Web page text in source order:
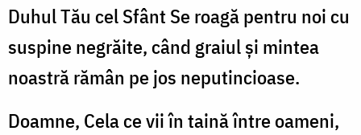
Duhul Tău cel Sfânt Se roagă pentru noi cu
suspine negrăite, când graiul și mintea
noastră rămân pe jos neputincioase.
Doamne, Cela ce vii în taină între oameni,